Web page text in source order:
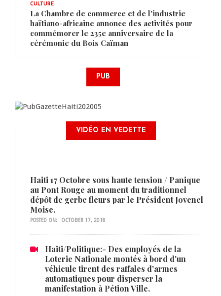
CULTURE
La Chambre de commerce et de l'industrie
haïtiano-africaine annonce des activités pour
commémorer le 235e anniversaire de la
cérémonie du Bois Caïman
PUB
VIDÉO EN VEDETTE
Haiti 17 Octobre sous haute tension / Panique
au Pont Rouge au moment du traditionnel
dépôt de gerbe fleurs par le Président Jovenel
Moise.
POSTED ON: OCTOBER 17, 2018
Haiti/Politique:- Des employés de la
Loterie Nationale montés à bord d'un
véhicule tirent des raffales d'armes
automatiques pour disperser la
manifestation à Pétion Ville.